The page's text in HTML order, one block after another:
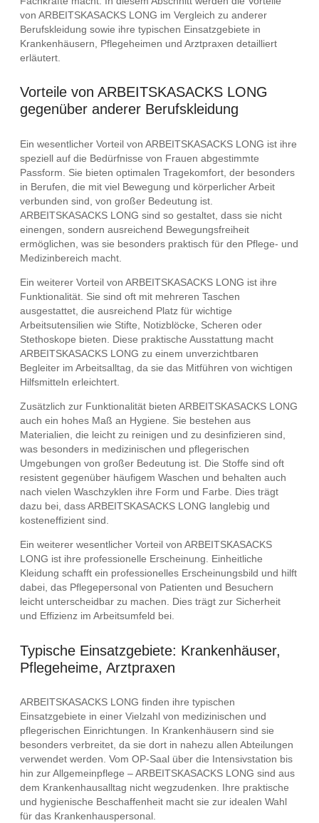
von ARBEITSKASACKS LONG im Vergleich zu anderer
Berufskleidung sowie ihre typischen Einsatzgebiete in
Krankenhäusern, Pflegeheimen und Arztpraxen detailliert
erläutert.
Vorteile von ARBEITSKASACKS LONG
gegenüber anderer Berufskleidung
Ein wesentlicher Vorteil von ARBEITSKASACKS LONG ist ihre
speziell auf die Bedürfnisse von Frauen abgestimmte
Passform. Sie bieten optimalen Tragekomfort, der besonders
in Berufen, die mit viel Bewegung und körperlicher Arbeit
verbunden sind, von großer Bedeutung ist.
ARBEITSKASACKS LONG sind so gestaltet, dass sie nicht
einengen, sondern ausreichend Bewegungsfreiheit
ermöglichen, was sie besonders praktisch für den Pflege- und
Medizinbereich macht.
Ein weiterer Vorteil von ARBEITSKASACKS LONG ist ihre
Funktionalität. Sie sind oft mit mehreren Taschen
ausgestattet, die ausreichend Platz für wichtige
Arbeitsutensilien wie Stifte, Notizblöcke, Scheren oder
Stethoskope bieten. Diese praktische Ausstattung macht
ARBEITSKASACKS LONG zu einem unverzichtbaren
Begleiter im Arbeitsalltag, da sie das Mitführen von wichtigen
Hilfsmitteln erleichtert.
Zusätzlich zur Funktionalität bieten ARBEITSKASACKS LONG
auch ein hohes Maß an Hygiene. Sie bestehen aus
Materialien, die leicht zu reinigen und zu desinfizieren sind,
was besonders in medizinischen und pflegerischen
Umgebungen von großer Bedeutung ist. Die Stoffe sind oft
resistent gegenüber häufigem Waschen und behalten auch
nach vielen Waschzyklen ihre Form und Farbe. Dies trägt
dazu bei, dass ARBEITSKASACKS LONG langlebig und
kosteneffizient sind.
Ein weiterer wesentlicher Vorteil von ARBEITSKASACKS
LONG ist ihre professionelle Erscheinung. Einheitliche
Kleidung schafft ein professionelles Erscheinungsbild und hilft
dabei, das Pflegepersonal von Patienten und Besuchern
leicht unterscheidbar zu machen. Dies trägt zur Sicherheit
und Effizienz im Arbeitsumfeld bei.
Typische Einsatzgebiete: Krankenhäuser,
Pflegeheime, Arztpraxen
ARBEITSKASACKS LONG finden ihre typischen
Einsatzgebiete in einer Vielzahl von medizinischen und
pflegerischen Einrichtungen. In Krankenhäusern sind sie
besonders verbreitet, da sie dort in nahezu allen Abteilungen
verwendet werden. Vom OP-Saal über die Intensivstation bis
hin zur Allgemeinpflege – ARBEITSKASACKS LONG sind aus
dem Krankenhausalltag nicht wegzudenken. Ihre praktische
und hygienische Beschaffenheit macht sie zur idealen Wahl
für das Krankenhauspersonal.